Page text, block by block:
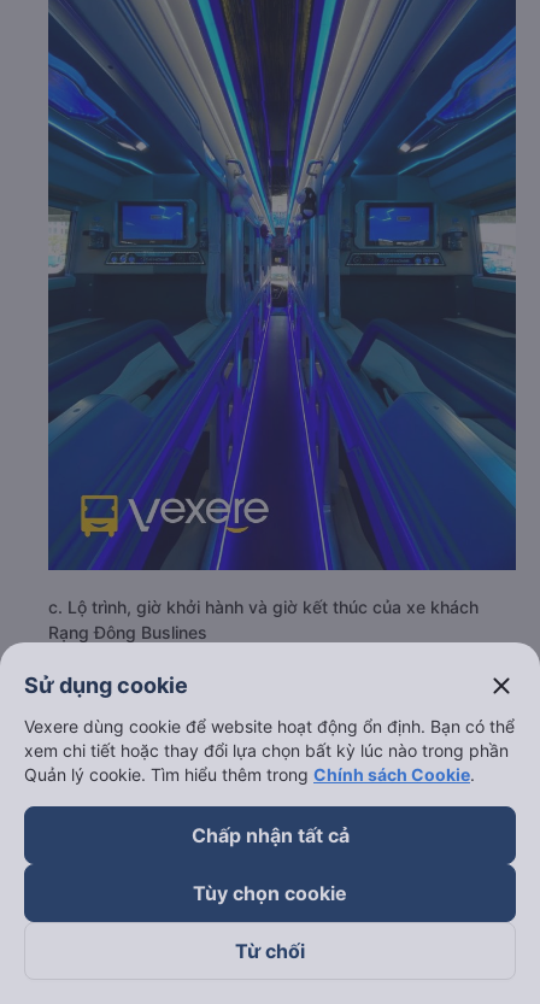
c. Lộ trình, giờ khởi hành và giờ kết thúc của xe khách
Rạng Đông Buslines
Giờ xuất phát ở Thủ Đức - Sài Gòn: 16:30, 16:35,
19:30, 19:35
Giờ đến nơi ở Bình Sơn - Quảng Ngãi: 08:36, 08:41,
11:36, 11:41
Thời gian chạy từ Thủ Đức - Sài Gòn đi Bình Sơn -
Cầu vượt Linh Xuân
Sử dụng cookie close
Vexere dùng cookie để website hoạt động ổn định. Bạn có thể
xem chi tiết hoặc thay đổi lựa chọn bất kỳ lúc nào trong phần
Quản lý cookie. Tìm hiểu thêm trong Chính sách Cookie.
Chấp nhận tất cả
Tùy chọn cookie
Từ chối